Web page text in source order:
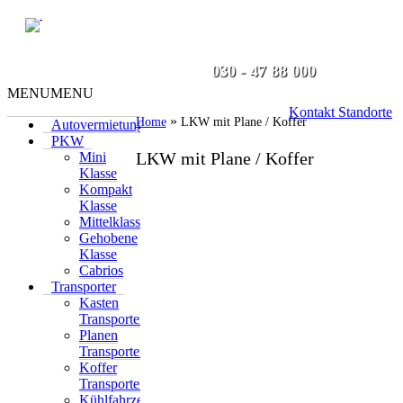
030 - 47 88 000
Kontakt Standorte
MENUMENU
Autovermietung
PKW
Mini
Klasse
Kompakt
Klasse
Mittelklasse
Gehobene
Klasse
Cabrios
Transporter
Kasten
Transporter
Planen
Transporter
Koffer
Transporter
Kühlfahrzeuge
MENU
Klasse
Klasse
Mittelklasse
Gehobene
Klasse
Cabrios
Transporter
Kasten
Transporter
Planen
Transporter
Koffer
Transporter
Kühlfahrzeuge
Zubehör
LKW
Umzug
Lkw
Home » LKW mit Plane / Koffer
LKW mit Plane / Koffer